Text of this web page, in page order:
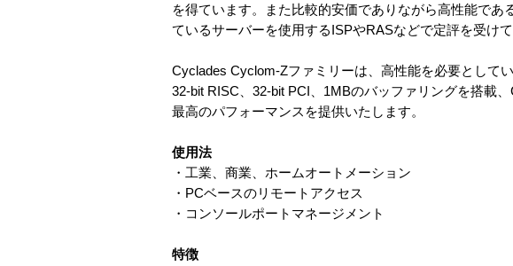
を得ています。また比較的安価でありながら高性能で
ているサーバーを使用するISPやRASなどで定評を受けて
Cyclades Cyclom-Zファミリーは、高性能を必要として
32-bit RISC、32-bit PCI、1MBのバッファリングを搭載
最高のパフォーマンスを提供いたします。
使用法
・工業、商業、ホームオートメーション
・PCベースのリモートアクセス
・コンソールポートマネージメント
特徴